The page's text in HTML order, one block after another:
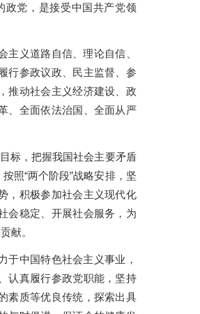
政党，是接受中国共产党领
义道路自信、理论自信、
行参政议政、民主监督、参
推动社会主义经济建设、政
、全面依法治国、全面从严
标，把握我国社会主要矛盾
照“两个阶段”战略安排，坚
，积极参加社会主义现代化
会稳定、开展社会服务，为
献。
于中国特色社会主义事业，
认真履行参政党职能，坚持
素质等优良传统，探索出具